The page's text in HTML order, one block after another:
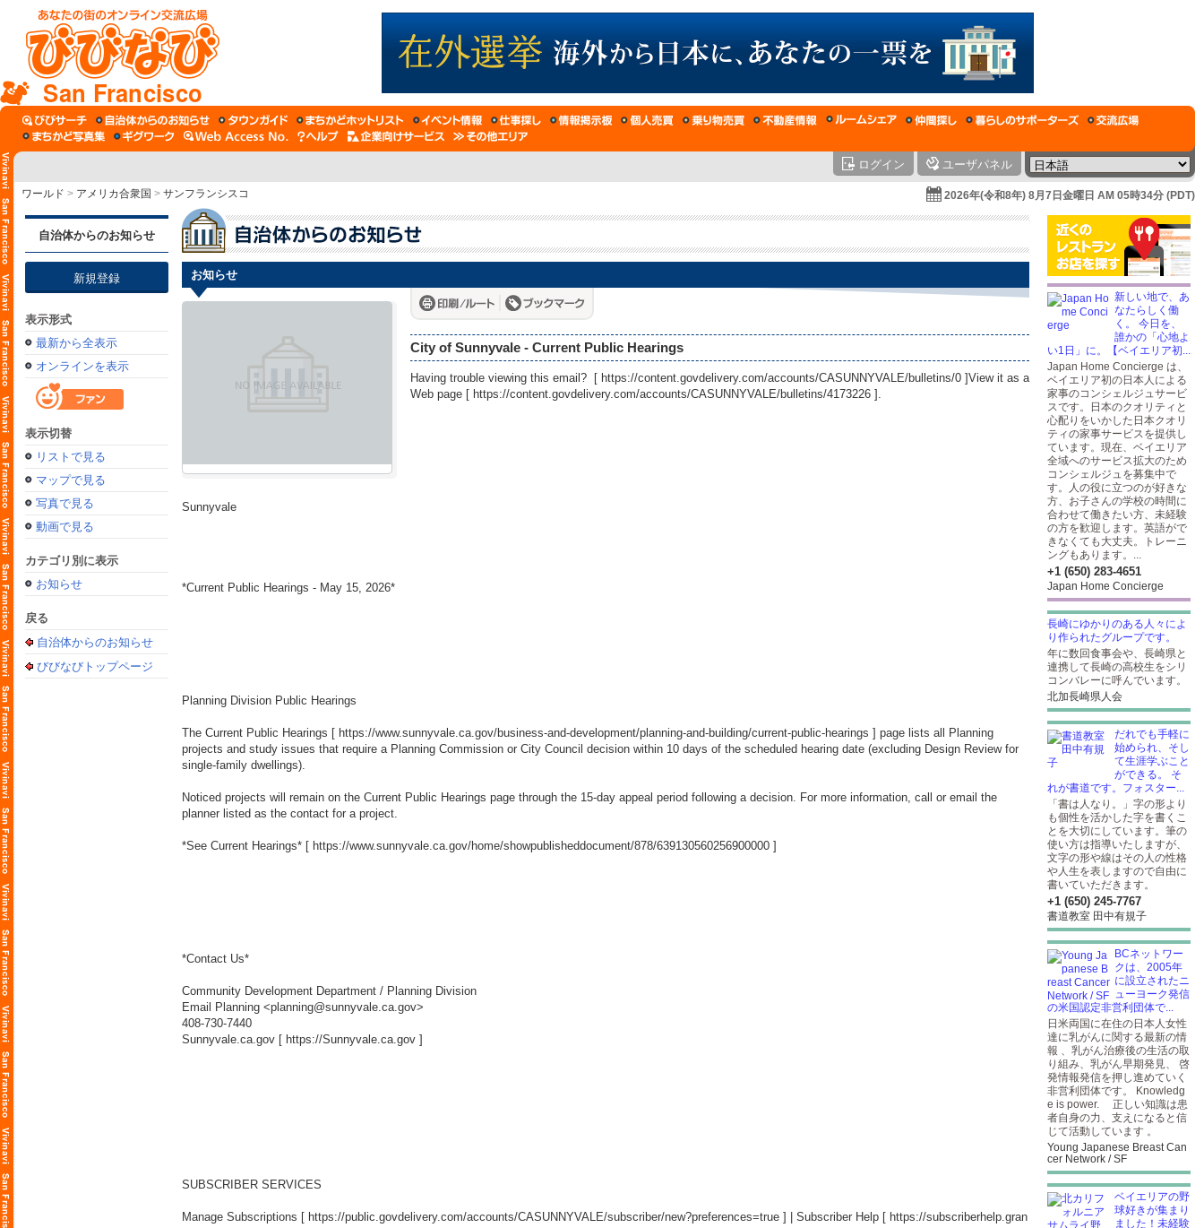
San Francisco
ログイン ユーザパネル
ワールド > アメリカ合衆国 > サンフランシスコ 2026年(令和8年) 8月7日金曜日 AM 05時34分 (PDT)
自治体からのお知らせ
新規登録
表示形式
最新から全表示
オンラインを表示
表示切替
リストで見る
マップで見る
写真で見る
動画で見る
カテゴリ別に表示
お知らせ
戻る
自治体からのお知らせ
びびなびトップページ
お知らせ
City of Sunnyvale - Current Public Hearings
Having trouble viewing this email? [ https://content.govdelivery.com/accounts/CASUNNYVALE/bulletins/0 ]View it as a
Web page [ https://content.govdelivery.com/accounts/CASUNNYVALE/bulletins/4173226 ].
Sunnyvale
*Current Public Hearings - May 15, 2026*
Planning Division Public Hearings
The Current Public Hearings [ https://www.sunnyvale.ca.gov/business-and-development/planning-and-building/current-public-hearings ] page lists all Planning
projects and study issues that require a Planning Commission or City Council decision within 10 days of the scheduled hearing date (excluding Design Review for
single-family dwellings).
Noticed projects will remain on the Current Public Hearings page through the 15-day appeal period following a decision. For more information, call or email the
planner listed as the contact for a project.
*See Current Hearings* [ https://www.sunnyvale.ca.gov/home/showpublisheddocument/878/639130560256900000 ]
*Contact Us*
Community Development Department / Planning Division
Email Planning <planning@sunnyvale.ca.gov>
408-730-7440
Sunnyvale.ca.gov [ https://Sunnyvale.ca.gov ]
SUBSCRIBER SERVICES
Manage Subscriptions [ https://public.govdelivery.com/accounts/CASUNNYVALE/subscriber/new?preferences=true ] | Subscriber Help [ https://subscriberhelp.gran
新しい地で、あ
なたらしく働
く。 今日を、
誰かの「心地よ
い1日」に。【ベイエリア初...
Japan Home Concierge は、
ベイエリア初の日本人による
家事のコンシェルジュサービ
スです。日本のクオリティと
心配りをいかした日本クオリ
ティの家事サービスを提供し
ています。現在、ベイエリア
全域へのサービス拡大のため
コンシェルジュを募集中で
す。人の役に立つのが好きな
方、お子さんの学校の時間に
合わせて働きたい方、未経験
の方を歓迎します。英語がで
きなくても大丈夫。トレーニ
ングもあります。...
+1 (650) 283-4651
Japan Home Concierge
長崎にゆかりのある人々によ
り作られたグループです。
年に数回食事会や、長崎県と
連携して長崎の高校生をシリ
コンバレーに呼んでいます。
北加長崎県人会
だれでも手軽に
始められ、そし
て生涯学ぶこと
ができる。 そ
れが書道です。フォスター...
「書は人なり。」字の形より
も個性を活かした字を書くこ
とを大切にしています。筆の
使い方は指導いたしますが、
文字の形や線はその人の性格
や人生を表しますので自由に
書いていただきます。
+1 (650) 245-7767
書道教室 田中有規子
BCネットワー
クは、2005年
に設立されたニ
ューヨーク発信
の米国認定非営利団体で...
日米両国に在住の日本人女性
達に乳がんに関する最新の情
報 、乳がん治療後の生活の取
り組み、乳がん早期発見、 啓
発情報発信を押し進めていく
非営利団体です。 Knowledg
e is power. 正しい知識は患
者自身の力、支えになると信
じて活動しています 。
Young Japanese Breast Can
cer Network / SF
ベイエリアの野
球好きが集まり
ました！未経験